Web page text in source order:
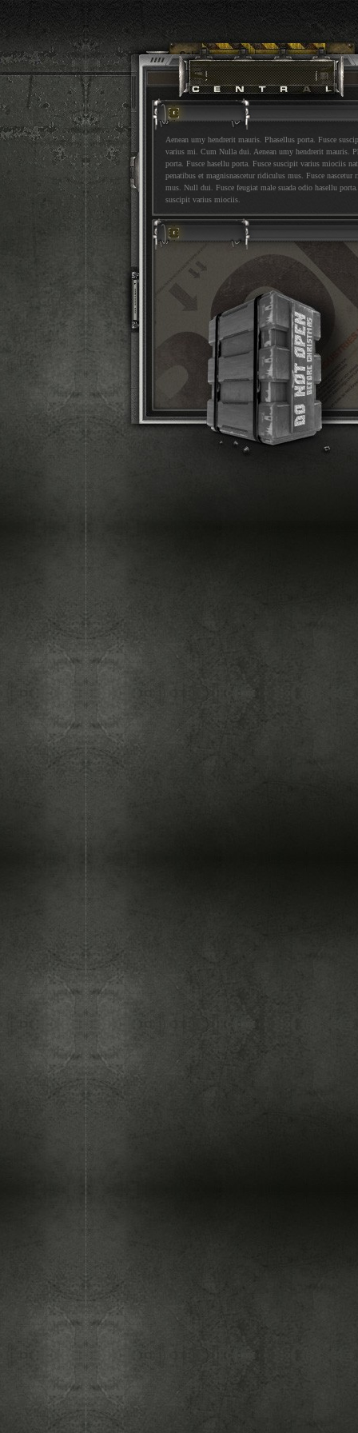
Aenean umy hendrerit mauris. Phasellus porta. Fusce
varius mi. Cum Nulla dui. Aenean umy hendrerit mauris.
porta. Fusce hasellu porta. Fusce suscipit varius miociis
penatibus et magnisnascetur ridiculus mus. Fusce nascetur
mus. Null dui. Fusce feugiat male suada odio hasellu
suscipit varius miociis.